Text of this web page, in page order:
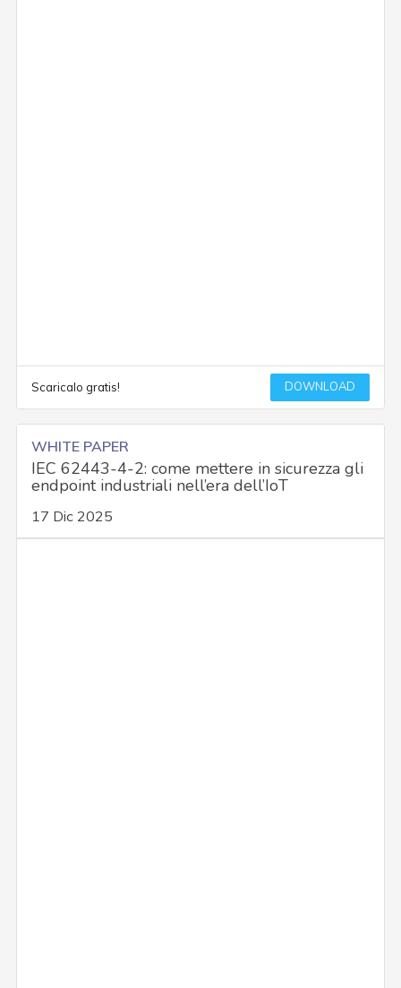
Scaricalo gratis! DOWNLOAD
WHITE PAPER
IEC 62443-4-2: come mettere in sicurezza gli
endpoint industriali nell’era dell’IoT
17 Dic 2025